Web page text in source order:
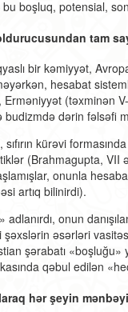
boşluq, potensial,
tam
bir kəmiyyət,
hesabat
(təxminən
dərin fəlsəfi
kürəvi
(Brahmagupta, VII
onunla
artıq bilinirdi).
adlanırdı, onun
əsərləri
şərabatı
qəbul edilən
hər şeyin mənbəyi